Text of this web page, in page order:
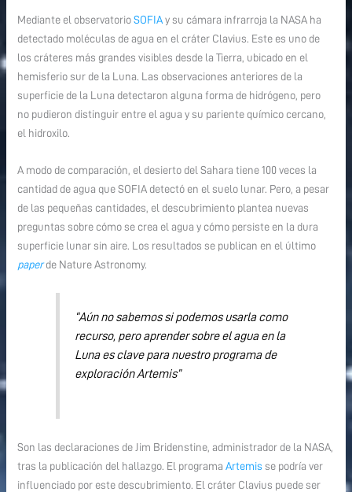
Mediante el observatorioSOFIA y su cámara infrarroja la NASA ha
detectado moléculas de agua en el cráter Clavius. Este es uno de
los cráteres más grandes visibles desde la Tierra, ubicado en el
hemisferio sur de la Luna. Las observaciones anteriores de la
superficie de la Luna detectaron alguna forma de hidrógeno, pero
no pudieron distinguir entre el agua y su pariente químico cercano,
el hidroxilo.
A modo de comparación, el desierto del Sahara tiene 100 veces la
cantidad de agua que SOFIA detectó en el suelo lunar. Pero, a pesar
de las pequeñas cantidades, el descubrimiento plantea nuevas
preguntas sobre cómo se crea el agua y cómo persiste en la dura
superficie lunar sin aire. Los resultados se publican en el último
paperde Nature Astronomy.
“Aún no sabemos si podemos usarla como
recurso, pero aprender sobre el agua en la
Luna es clave para nuestro programa de
exploración Artemis”
Son las declaraciones de Jim Bridenstine, administrador de la NASA,
tras la publicación del hallazgo. El programaArtemis se podría ver
influenciado por este descubrimiento. El cráter Clavius puede ser